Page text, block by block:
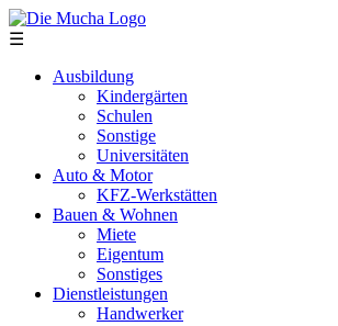
Direkt zum Inhalt
☰
Ausbildung
Kindergärten
Schulen
Sonstige
Universitäten
Auto & Motor
KFZ-Werkstätten
Bauen & Wohnen
Miete
Eigentum
Sonstiges
Dienstleistungen
Handwerker